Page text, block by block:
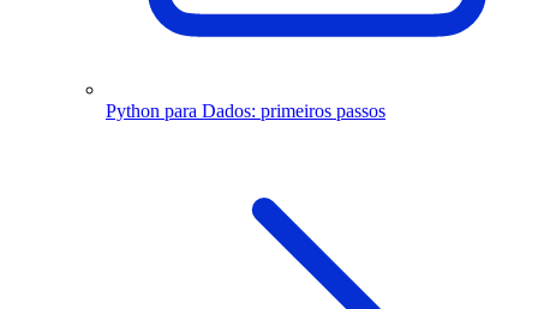
Python para Dados: primeiros passos